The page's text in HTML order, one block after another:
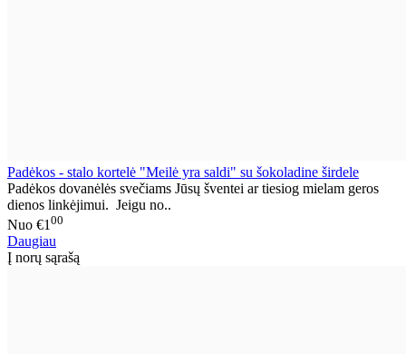
Padėkos - stalo kortelė "Meilė yra saldi" su šokoladine širdele
Padėkos dovanėlės svečiams Jūsų šventei ar tiesiog mielam geros
dienos linkėjimui. Jeigu no..
Nuo €1 00
Daugiau
Į norų sąrašą